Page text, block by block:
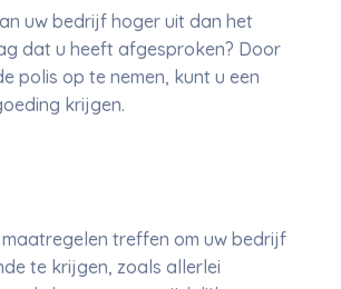
uw bedrijf hoger uit dan het
dat u heeft afgesproken? Door
polis op te nemen, kunt u een
krijgen.
maatregelen treffen om uw bedrijf
te krijgen, zoals allerlei